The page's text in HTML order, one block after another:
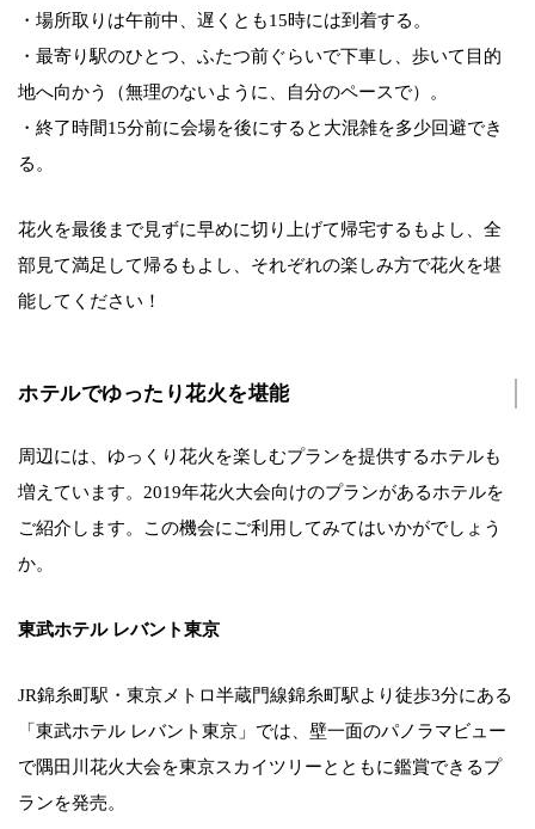
・場所取りは午前中、遅くとも15時には到着する。
・最寄り駅のひとつ、ふたつ前ぐらいで下車し、歩いて目的
地へ向かう（無理のないように、自分のペースで）。
・終了時間15分前に会場を後にすると大混雑を多少回避でき
る。
花火を最後まで見ずに早めに切り上げて帰宅するもよし、全
部見て満足して帰るもよし、それぞれの楽しみ方で花火を堪
能してください！
ホテルでゆったり花火を堪能
周辺には、ゆっくり花火を楽しむプランを提供するホテルも
増えています。2019年花火大会向けのプランがあるホテルを
ご紹介します。この機会にご利用してみてはいかがでしょう
か。
東武ホテル レバント東京
JR錦糸町駅・東京メトロ半蔵門線錦糸町駅より徒歩3分にある
「東武ホテル レバント東京」では、壁一面のパノラマビュー
で隅田川花火大会を東京スカイツリーとともに鑑賞できるプ
ランを発売。